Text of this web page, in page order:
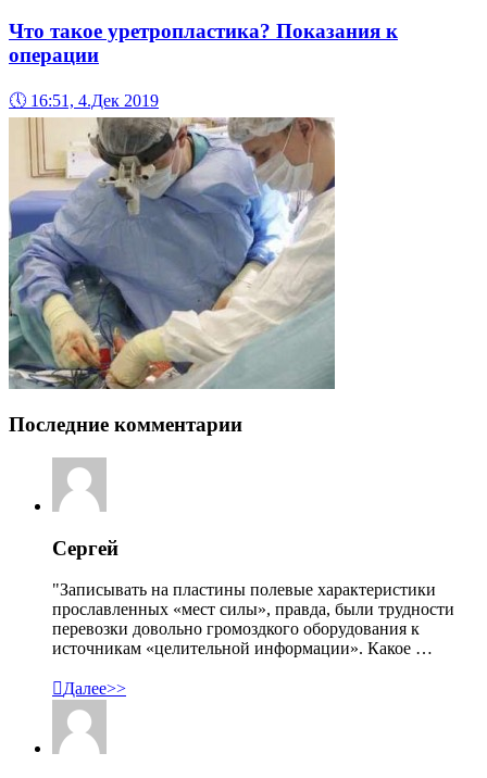
Что такое уретропластика? Показания к
операции
🕔 16:51, 4.Дек 2019
Последние комментарии
Сергей
"Записывать на пластины полевые характеристики
прославленных «мест силы», правда, были трудности
перевозки довольно громоздкого оборудования к
источникам «целительной информации». Какое …
Далее>>